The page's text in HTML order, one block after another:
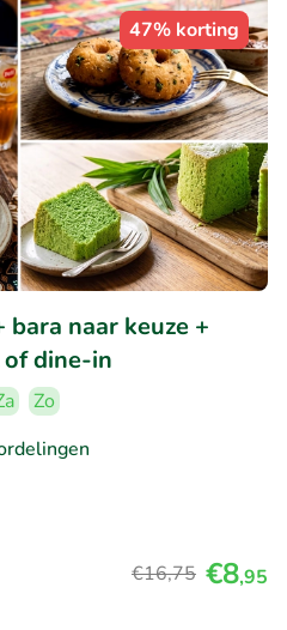
47% korting
bara naar keuze +
dine-in
Zo
€16,75 €8,95